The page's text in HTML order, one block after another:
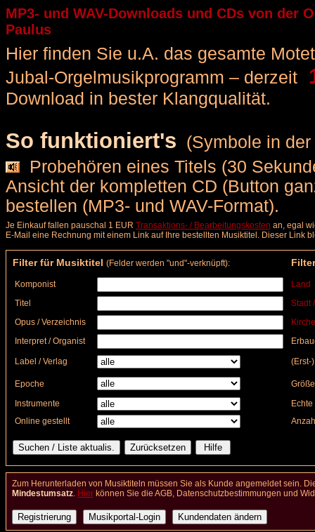
MP3- und WAV-Downloads und CDs von der
Paulus
Hier finden Sie u.A. das gesamte
Jubal-Orgelmusikprogramm – derzeit
Download in bester Klangqualität.
So funktioniert's (Symbole in
Probehören eines Titels (30
Ansicht der kompletten CD (Button
bestellen (MP3- und WAV-Format).
Je Einkauf fallen pauschal 1 EUR Transaktions- / Bearbeitungskosten an, egal
E-Mail eine Rechnung mit einem Link auf Ihre bestellten Musiktitel. Dieser
Filter für Musiktitel (Felder werden "und"-verknüpft):
Komponist
Land
Titel
Stadt
Opus / Verzeichnis
Interpret / Organist
Label / Verlag (Erst-
Epoche
Instrumente
Online gestellt
Zum Herunterladen von Musiktiteln müssen Sie als Kunde angemeldet sein.
Mindestumsatz. Hier können Sie die AGB, Datenschutzbestimmungen und